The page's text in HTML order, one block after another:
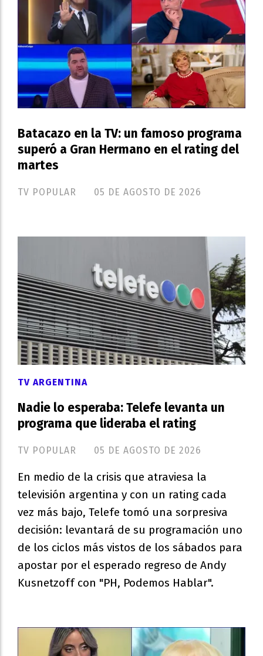
Batacazo en la TV: un famoso programa
superó a Gran Hermano en el rating del
martes
TV POPULAR 05 DE AGOSTO DE 2026
Nadie lo esperaba: Telefe levanta un
programa que lideraba el rating
TV POPULAR
TV ARGENTINA
05 DE AGOSTO DE 2026
En medio de la crisis que atraviesa la
televisión argentina y con un rating cada
vez más bajo, Telefe tomó una sorpresiva
decisión: levantará de su programación uno
de los ciclos más vistos de los sábados para
apostar por el esperado regreso de Andy
Kusnetzoff con "PH, Podemos Hablar".